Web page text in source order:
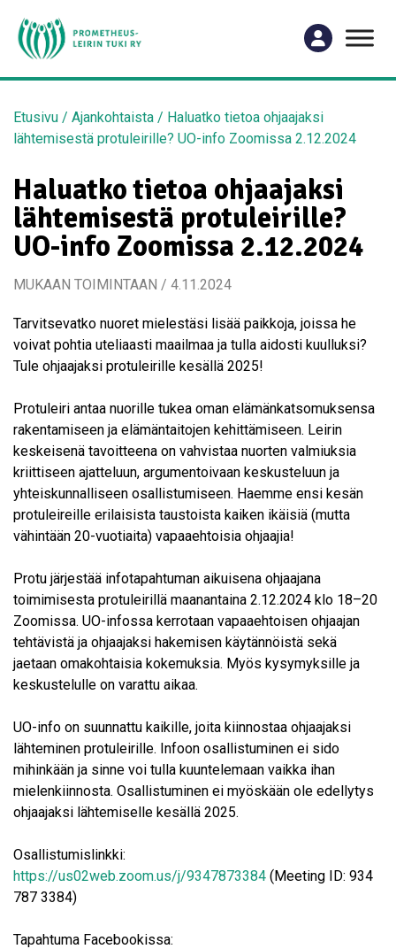
Etusivu / Ajankohtaista / Haluatko tietoa ohjaajaksi
lähtemisestä protuleirille? UO-info Zoomissa 2.12.2024
Haluatko tietoa ohjaajaksi
lähtemisestä protuleirille?
UO-info Zoomissa 2.12.2024
MUKAAN TOIMINTAAN / 4.11.2024
Tarvitsevatko nuoret mielestäsi lisää paikkoja, joissa he
voivat pohtia uteliaasti maailmaa ja tulla aidosti kuulluksi?
Tule ohjaajaksi protuleirille kesällä 2025!
Protuleiri antaa nuorille tukea oman elämänkatsomuksensa
rakentamiseen ja elämäntaitojen kehittämiseen. Leirin
keskeisenä tavoitteena on vahvistaa nuorten valmiuksia
kriittiseen ajatteluun, argumentoivaan keskusteluun ja
yhteiskunnalliseen osallistumiseen. Haemme ensi kesän
protuleireille erilaisista taustoista kaiken ikäisiä (mutta
vähintään 20-vuotiaita) vapaaehtoisia ohjaajia!
Protu järjestää infotapahtuman aikuisena ohjaajana
toimimisesta protuleirillä maanantaina 2.12.2024 klo 18–20
Zoomissa. UO-infossa kerrotaan vapaaehtoisen ohjaajan
tehtävistä ja ohjaajaksi hakemisen käytännöistä sekä
jaetaan omakohtaisia kokemuksia. Myös kysymyksille ja
keskustelulle on varattu aikaa.
UO-info on suunnattu kaikille, joita kiinnostaa ohjaajaksi
lähteminen protuleirille. Infoon osallistuminen ei sido
mihinkään ja sinne voi tulla kuuntelemaan vaikka ihan
mielenkiinnosta. Osallistuminen ei myöskään ole edellytys
ohjaajaksi lähtemiselle kesällä 2025.
Osallistumislinkki:
https://us02web.zoom.us/j/9347873384 (Meeting ID: 934
787 3384)
Tapahtuma Facebookissa: